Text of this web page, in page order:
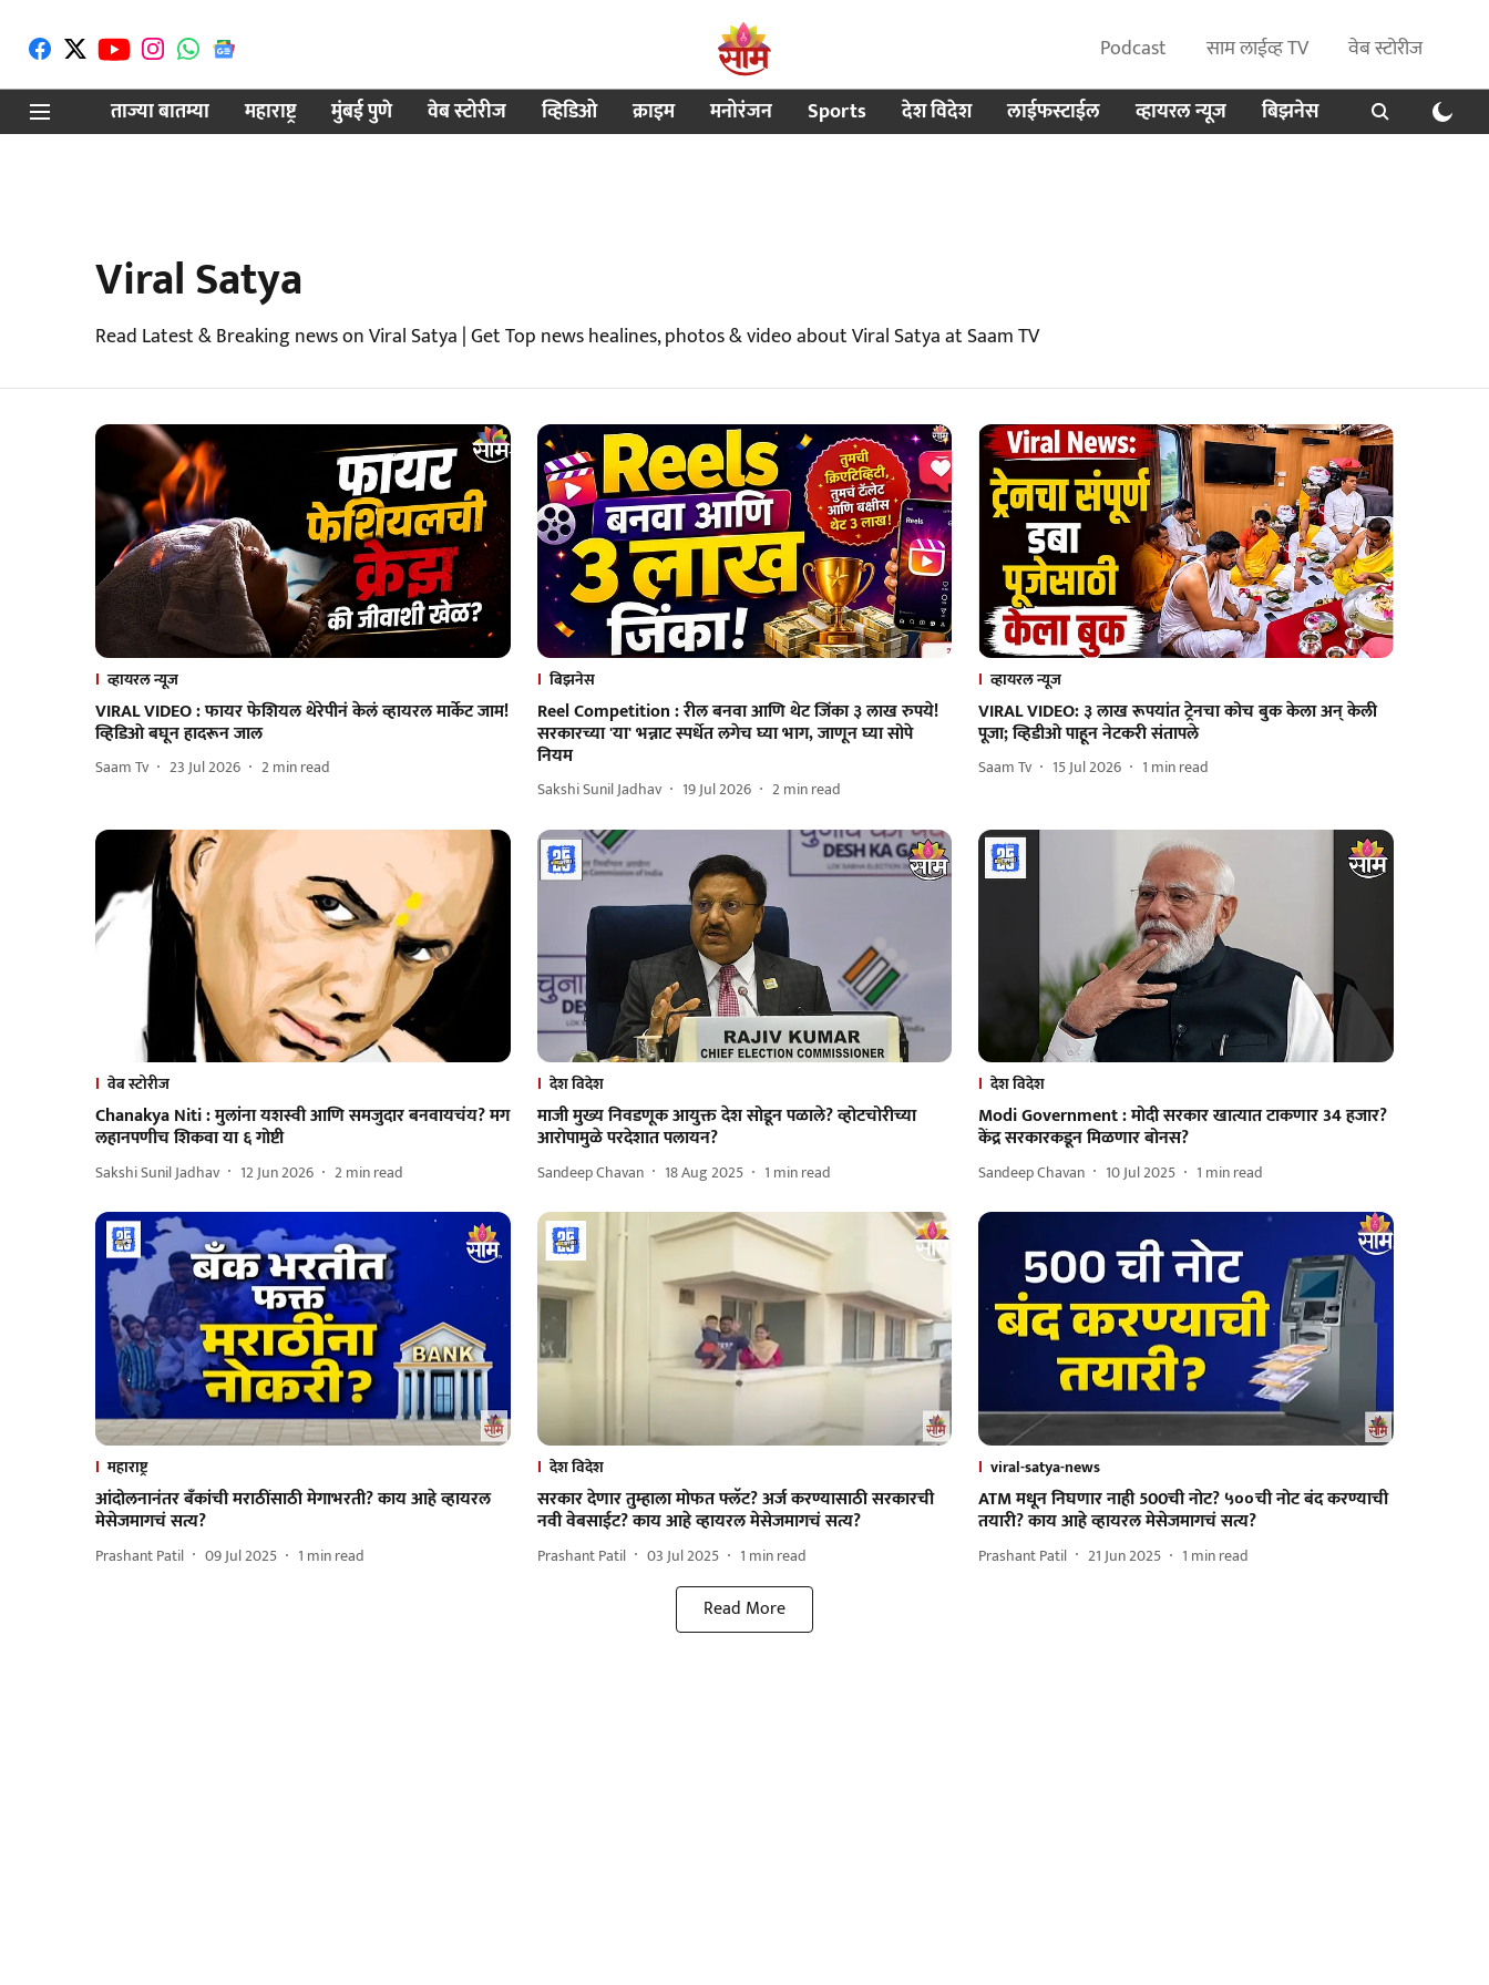
Podcast साम लाईव्ह TV
वेब स्टोरीज
ताज्या बातम्या
महाराष्ट्र मुंबई पुणे वेब स्टोरीज व्हिडिओ क्राइम मनोरंजन Sports देश विदेश लाईफस्टाईल व्हायरल न्यूज बिझनेस
Viral Satya
Read Latest & Breaking news on Viral Satya | Get Top news healines, photos & video about Viral Satya at Saam TV
व्हायरल न्यूज
VIRAL VIDEO : फायर फेशियल थेरेपीनं केलं व्हायरल मार्केट जाम!
व्हिडिओ बघून हादरून जाल
Saam Tv 23 Jul 2026 2min read
बिझनेस
Reel Competition : रील बनवा आणि थेट जिंका ३ लाख रुपये!
सरकारच्या 'या' भन्नाट स्पर्धेत लगेच घ्या भाग, जाणून घ्या सोपे
नियम
Sakshi Sunil Jadhav 19 Jul 2026 2min read
व्हायरल न्यूज
VIRAL VIDEO: ३ लाख रूपयांत ट्रेनचा कोच बुक केला अन् केली
पूजा; व्हिडीओ पाहून नेटकरी संतापले
Saam Tv 15 Jul 2026 1 min read
वेब स्टोरीज
Chanakya Niti : मुलांना यशस्वी आणि समजुदार बनवायचंय? मग
लहानपणीच शिकवा या ६ गोष्टी
Sakshi Sunil Jadhav 12 Jun 2026 2min read
देश विदेश
माजी मुख्य निवडणूक आयुक्त देश सोडून पळाले? व्होटचोरीच्या
आरोपामुळे परदेशात पलायन?
Sandeep Chavan 18 Aug 2025 1 min read
देश विदेश
Modi Government : मोदी सरकार खात्यात टाकणार 34 हजार?
केंद्र सरकारकडून मिळणार बोनस?
Sandeep Chavan 10 Jul 2025 1 min read
महाराष्ट्र
आंदोलनानंतर बँकांची मराठींसाठी मेगाभरती? काय आहे व्हायरल
मेसेजमागचं सत्य?
Prashant Patil 09 Jul 2025 1 min read
देश विदेश
सरकार देणार तुम्हाला मोफत फ्लॅट? अर्ज करण्यासाठी सरकारची
नवी वेबसाईट? काय आहे व्हायरल मेसेजमागचं सत्य?
Prashant Patil 03 Jul 2025 1 min read
viral-satya-news
ATM मधून निघणार नाही 500ची नोट? ५००ची नोट बंद करण्याची
तयारी? काय आहे व्हायरल मेसेजमागचं सत्य?
Prashant Patil 21 Jun 2025 1 min read
Read More